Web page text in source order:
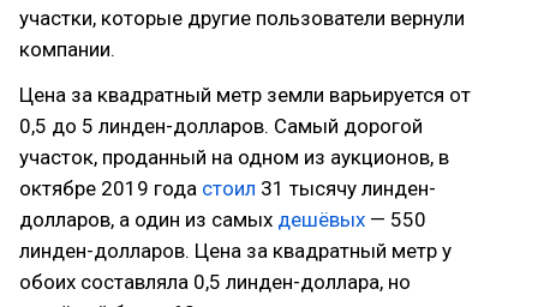
участки, которые другие пользователи вернули
компании.
Цена за квадратный метр земли варьируется от
0,5 до 5 линден-долларов. Самый дорогой
участок, проданный на одном из аукционов, в
октябре 2019 года стоил 31 тысячу линден-
долларов, а один из самых дешёвых — 550
линден-долларов. Цена за квадратный метр у
обоих составляла 0,5 линден-доллара, но